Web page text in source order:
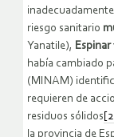
riesgo sanitario
Yanatile), Espinar
había cambiado
(MINAM)
requieren de
residuos sólidos
la provincia de